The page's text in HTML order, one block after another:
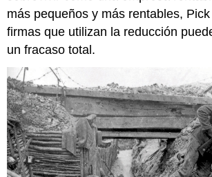
más pequeños y más rentables,
firmas que utilizan la reducción
un fracaso total.